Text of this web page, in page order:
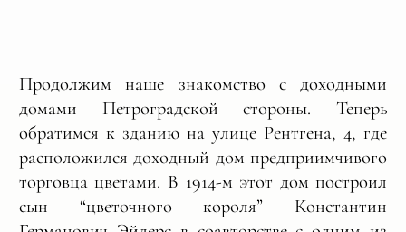
Продолжим наше знакомство с доходными
домами Петроградской стороны. Теперь
обратимся к зданию на улице Рентгена, 4, где
расположился доходный дом предприимчивого
торговца цветами. В 1914-м этот дом построил
сын “цветочного короля” Константин